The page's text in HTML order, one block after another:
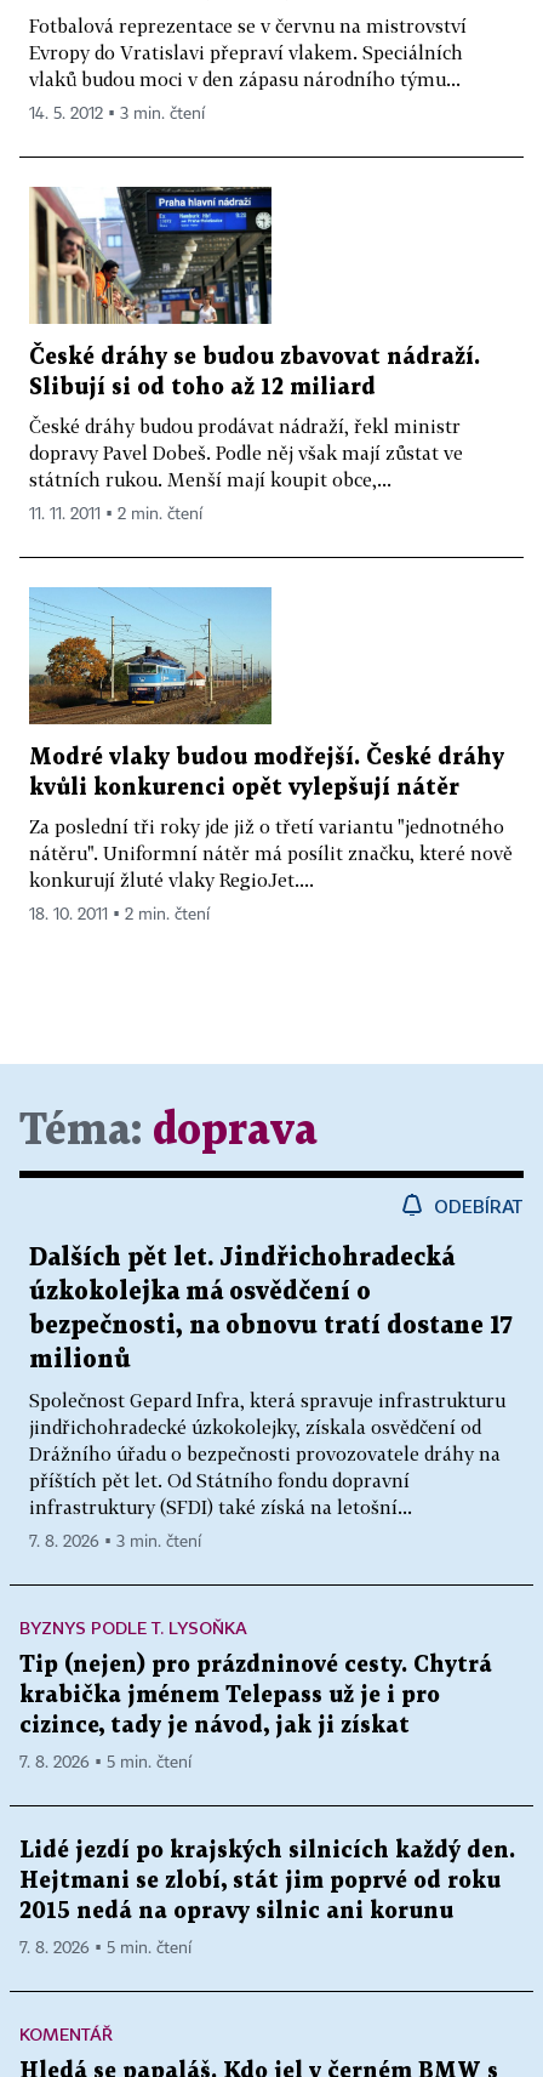
Fotbalová reprezentace se v červnu na mistrovství
Evropy do Vratislavi přepraví vlakem. Speciálních
vlaků budou moci v den zápasu národního týmu...
14. 5. 2012 ▪ 3 min. čtení
České dráhy se budou zbavovat nádraží.
Slibují si od toho až 12 miliard
České dráhy budou prodávat nádraží, řekl ministr
dopravy Pavel Dobeš. Podle něj však mají zůstat ve
státních rukou. Menší mají koupit obce,...
11. 11. 2011 ▪ 2 min. čtení
Modré vlaky budou modřejší. České dráhy
kvůli konkurenci opět vylepšují nátěr
Za poslední tři roky jde již o třetí variantu "jednotného
nátěru". Uniformní nátěr má posílit značku, které nově
konkurují žluté vlaky RegioJet....
18. 10. 2011 ▪ 2 min. čtení
Téma: doprava
ODEBÍRAT
Dalších pět let. Jindřichohradecká
úzkokolejka má osvědčení o
bezpečnosti, na obnovu tratí dostane 17
milionů
Společnost Gepard Infra, která spravuje infrastrukturu
jindřichohradecké úzkokolejky, získala osvědčení od
Drážního úřadu o bezpečnosti provozovatele dráhy na
příštích pět let. Od Státního fondu dopravní
infrastruktury (SFDI) také získá na letošní...
7. 8. 2026 ▪ 3 min. čtení
BYZNYS PODLE T. LYSOŇKA
Tip (nejen) pro prázdninové cesty. Chytrá
krabička jménem Telepass už je i pro
cizince, tady je návod, jak ji získat
7. 8. 2026 ▪ 5 min. čtení
Lidé jezdí po krajských silnicích každý den.
Hejtmani se zlobí, stát jim poprvé od roku
2015 nedá na opravy silnic ani korunu
7. 8. 2026 ▪ 5 min. čtení
KOMENTÁŘ
Hledá se papaláš. Kdo jel v černém BMW s